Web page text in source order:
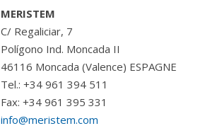
MERISTEM
C/ Regaliciar, 7
Polígono Ind. Moncada II
46116 Moncada (Valence) ESPAGNE
Tel.: +34 961 394 511
Fax: +34 961 395 331
info@meristem.com